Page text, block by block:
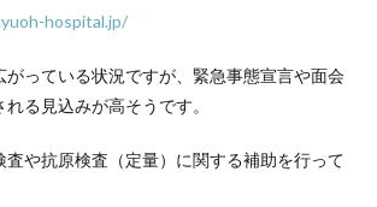
hospital.jp/
がっている状況ですが、緊急事態宣言や面会
る見込みが高そうです。
査や抗原検査（定量）に関する補助を行って